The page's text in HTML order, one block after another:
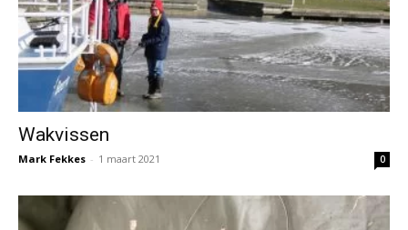
Wakvissen
Mark Fekkes - 1 maart 2021 0